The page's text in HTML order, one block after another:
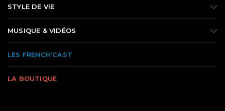
STYLE DE VIE
MUSIQUE & VIDÉOS
LES FRENCH’CAST
LA BOUTIQUE